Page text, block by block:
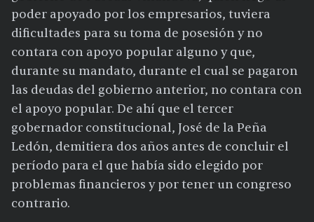
poder apoyado por los empresarios, tuviera
dificultades para su toma de posesión y no
contara con apoyo popular alguno y que,
durante su mandato, durante el cual se pagaron
las deudas del gobierno anterior, no contara con
el apoyo popular. De ahí que el tercer
gobernador constitucional, José de la Peña
Ledón, demitiera dos años antes de concluir el
período para el que había sido elegido por
problemas financieros y por tener un congreso
contrario.